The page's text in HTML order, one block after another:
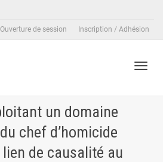
Ouverture de session Inscription / Adhésion
un domaine
chef d’homicide
de causalité au